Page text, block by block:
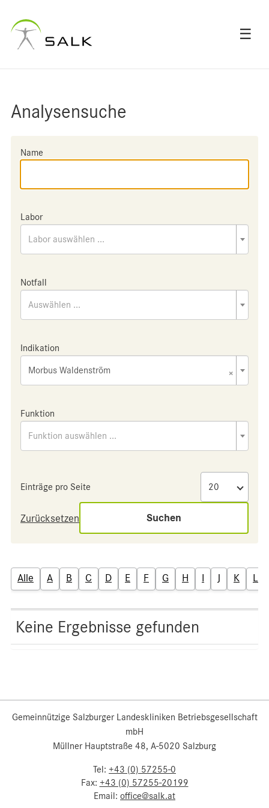
☰
Analysensuche
Name
Labor
Labor auswählen ...
Notfall
Auswählen ...
Indikation
×
Morbus Waldenström
Funktion
Funktion auswählen ...
Einträge pro Seite
Zurücksetzen Suchen
Alle A B C D E F G H I J K L
Keine Ergebnisse gefunden
Gemeinnützige Salzburger Landeskliniken Betriebsgesellschaft
mbH
Müllner Hauptstraße 48, A-5020 Salzburg
Tel: +43 (0) 57255-0
Fax: +43 (0) 57255-20199
Email: office@salk.at